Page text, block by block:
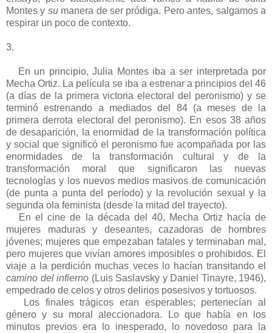
Montes y sumanera de ser pródiga. Pero antes, salgamos a
respirar un poco de contexto.
3.
En un principio, Julia Montes iba a ser interpretada por
Mecha Ortiz. La película se iba a estrenar a principios del 46
(a días de la primera victoria electoral del peronismo) y se
terminó estrenando a mediados del 84 (a meses de la
primera derrota electoral del peronismo). En esos 38 años
de desaparición, la enormidad de la transformación política
y social que significó el peronismo fue acompañada por las
enormidades de la transformación cultural y de la
transformación moral que significaron las nuevas
tecnologías y los nuevos medios masivos de comunicación
(de punta a punta del período) y la revolución sexual y la
segunda ola feminista (desde la mitad del trayecto).
En el cine de la década del 40, Mecha Ortiz hacía de
mujeres maduras y deseantes, cazadoras de hombres
jóvenes; mujeres que empezaban fatales y terminaban mal,
pero mujeres que vivían amores imposibles o prohibidos. El
viaje a la perdición muchas veces lo hacían transitando el
camino del infierno (Luis Saslavsky y Daniel Tinayre, 1946),
empedrado de celos y otros delirios posesivos y tortuosos.
Los finales trágicos eran esperables; pertenecían al
género y su moral aleccionadora. Lo que había en los
minutos previos era lo inesperado, lo novedoso para la